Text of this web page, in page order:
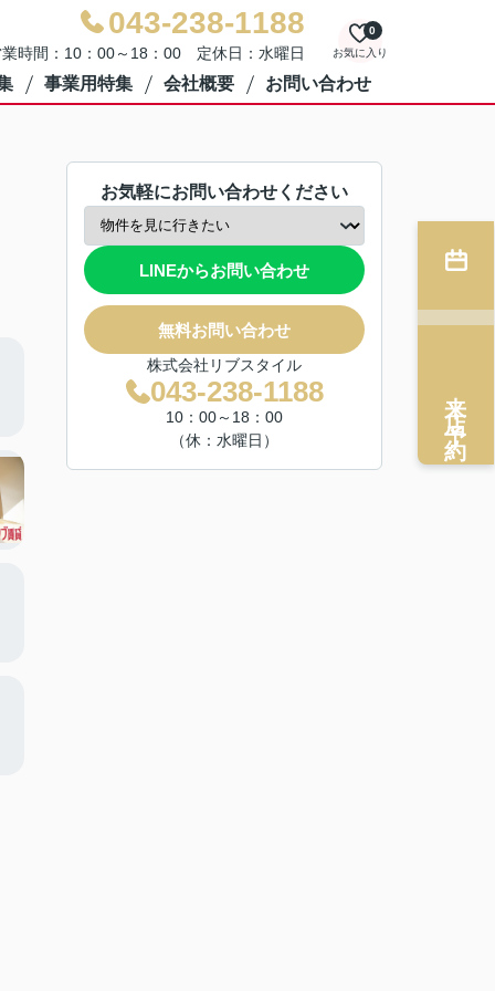
043-238-1188
時間：10：00～18：00 定休日：水曜日 お気に入り
0
事業用特集 会社概要 お問い合わせ
お気軽にお問い合わせください
LINEからお問い合わせ
無料お問い合わせ
株式会社リブスタイル
043-238-1188
10：00～18：00
（休：水曜日）
来店予約